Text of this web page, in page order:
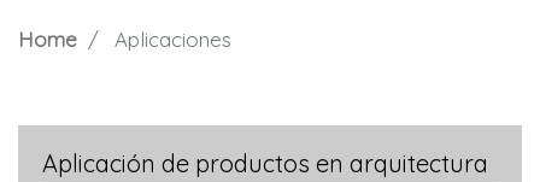
Home Aplicaciones
Aplicación de productos en arquitectura